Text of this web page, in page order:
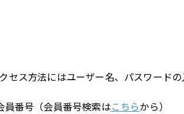
セス方法にはユーザー名、パスワード
番号（会員番号検索はこちらから）